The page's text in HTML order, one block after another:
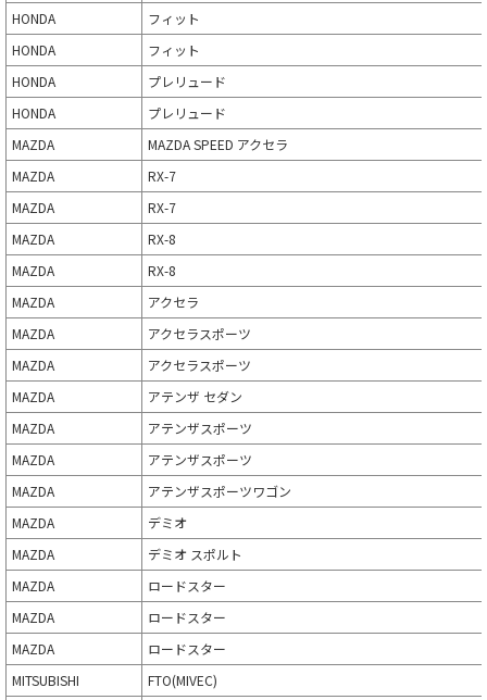
HONDA
フィット
HONDA
フィット
HONDA
プレリュード
HONDA
プレリュード
MAZDA
MAZDA SPEED アクセラ
MAZDA
RX-7
MAZDA
RX-7
MAZDA
RX-8
MAZDA
RX-8
MAZDA
アクセラ
MAZDA
アクセラスポーツ
MAZDA
アクセラスポーツ
MAZDA
アテンザ セダン
MAZDA
アテンザスポーツ
MAZDA
アテンザスポーツ
MAZDA
アテンザスポーツワゴン
MAZDA
デミオ
MAZDA
デミオ スポルト
MAZDA
ロードスター
MAZDA
ロードスター
MAZDA
ロードスター
MITSUBISHI
FTO(MIVEC)